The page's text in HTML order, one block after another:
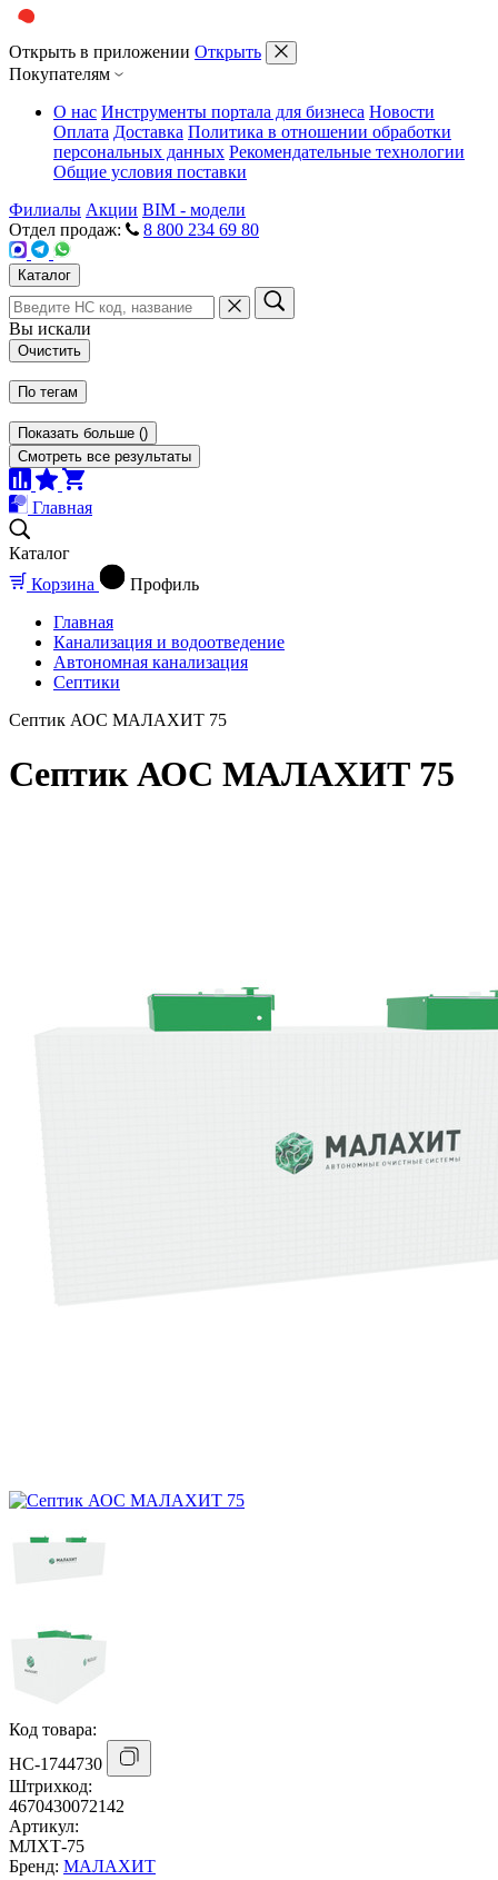
Открыть в приложении Открыть
Покупателям
О нас Инструменты портала для бизнеса Новости
Оплата Доставка Политика в отношении обработки
персональных данных Рекомендательные технологии
Общие условия поставки
Филиалы Акции BIM - модели
Отдел продаж:
8 800 234 69 80
Каталог
Вы искали
Очистить
По тегам
Показать больше ()
Смотреть все результаты
Главная
Каталог
Корзина
Профиль
Главная
Канализация и водоотведение
Автономная канализация
Септики
Септик АОС МАЛАХИТ 75
Септик АОС МАЛАХИТ 75
Код товара:
НС-1744730
Штрихкод:
4670430072142
Артикул:
МЛХТ-75
Бренд: МАЛАХИТ